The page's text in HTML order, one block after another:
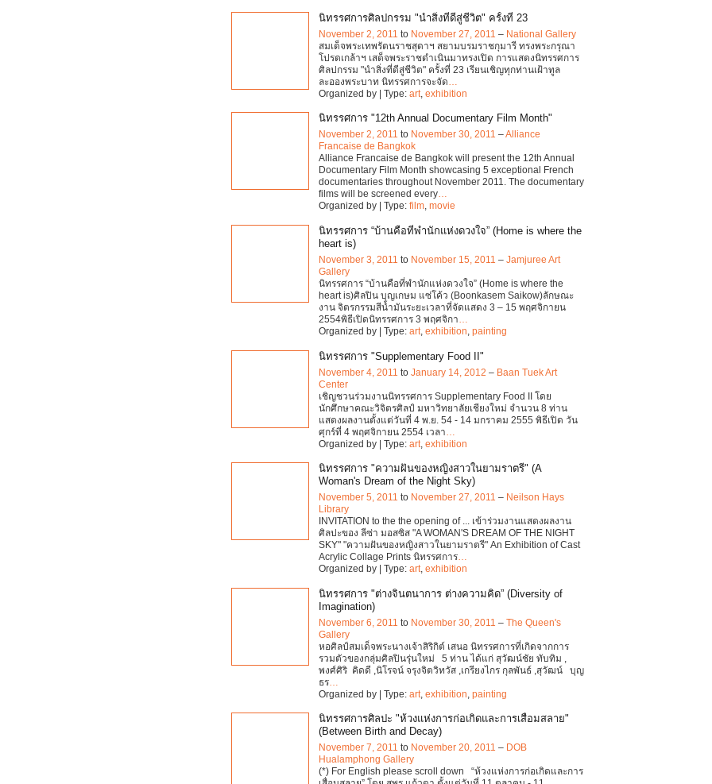
นิทรรศการศิลปกรรม "นำสิ่งที่ดีสู่ชีวิต" ครั้งที่ 23
November 2, 2011 to November 27, 2011 – National Gallery
สมเด็จพระเทพรัตนราชสุดาฯ สยามบรมราชกุมารี ทรงพระกรุณา
โปรดเกล้าฯ เสด็จพระราชดำเนินมาทรงเปิด การแสดงนิทรรศการ
ศิลปกรรม "นำสิ่งที่ดีสู่ชีวิต" ครั้งที่ 23 เรียนเชิญทุกท่านเฝ้าทูล
ละอองพระบาท นิทรรศการจะจัด…
Organized by | Type: art, exhibition
นิทรรศการ "12th Annual Documentary Film Month"
November 2, 2011 to November 30, 2011 –Alliance
Francaise de Bangkok
Alliance Francaise de Bangkok will present the 12th Annual
Documentary Film Month showcasing 5 exceptional French
documentaries throughout November 2011. The documentary
films will be screened every…
Organized by | Type: film, movie
นิทรรศการ “บ้านคือที่พำนักแห่งดวงใจ” (Home is where the
heart is)
November 3, 2011 to November 15, 2011 – Jamjuree Art
Gallery
นิทรรศการ “บ้านคือที่พำนักแห่งดวงใจ” (Home is where the
heart is)ศิลปิน บุญเกษม แซ่โค้ว (Boonkasem Saikow)ลักษณะ
งาน จิตรกรรมสีน้ำมันระยะเวลาที่จัดแสดง 3 – 15 พฤศจิกายน
2554พิธีเปิดนิทรรศการ 3 พฤศจิกา…
Organized by | Type: art, exhibition, painting
นิทรรศการ "Supplementary Food II"
November 4, 2011 to January 14, 2012 – Baan Tuek Art
Center
เชิญชวนร่วมงานนิทรรศการ Supplementary Food II โดย
นักศึกษาคณะวิจิตรศิลป์ มหาวิทยาลัยเชียงใหม่ จำนวน 8 ท่าน
แสดงผลงานตั้งแต่วันที่ 4 พ.ย. 54 - 14 มกราคม 2555 พิธีเปิด วัน
ศุกร์ที่ 4 พฤศจิกายน 2554 เวลา
Organized by | Type: art exhibition
นิทรรศการ "ความฝันของหญิงสาวในยามราตรี" (A
Woman's Dream of the Night Sky)
November 5, 2011 to November 27, 2011 – Neilson Hays
Library
INVITATION to the the opening of ... เข้าร่วมงานแสดงผลงาน
ศิลปะของ ลีซ่า มอสซิส "A WOMAN'S DREAM OF THE NIGHT
SKY" "ความฝันของหญิงสาวในยามราตรี" An Exhibition of Cast
Acrylic Collage Prints นิทรรศการ…
Organized by | Type: art, exhibition
นิทรรศการ "ต่างจินตนาการ ต่างความคิด” (Diversity of
Imagination)
November 6, 2011 to November 30, 2011 – The Queen's
Gallery
หอศิลป์สมเด็จพระนางเจ้าสิริกิต์ เสนอ นิทรรศการที่เกิดจากการ
รวมตัวของกลุ่มศิลปินรุ่นใหม่ 5 ท่าน ได้แก่ สุวัฒน์ชัย ทับทิม ,
พงศ์ศิริ คิดดี ,นิโรจน์ จรุงจิตวิทวัส ,เกรียงไกร กุลพันธ์ ,สุวัฒน์ บุญ
ธร
Organized by | Type: art exhibition painting
นิทรรศการศิลปะ "ห้วงแห่งการก่อเกิดและการเสื่อมสลาย"
(Between Birth and Decay)
November 7, 2011 to November 20, 2011 – DOB
Hualamphong Gallery
(*) For English please scroll down “ห้วงแห่งการก่อเกิดและการ